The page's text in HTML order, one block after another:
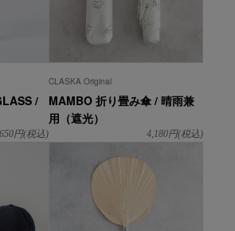
/
円(税込)
CLASKA Original
MAMBO 折り畳み傘 / 晴雨兼
用（遮光）
4,180円(税込)